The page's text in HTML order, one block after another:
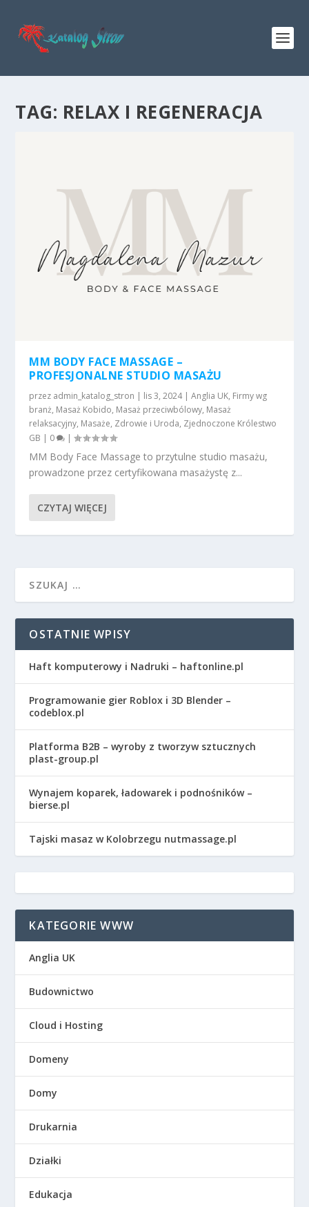
TAG: RELAX I REGENERACJA
MM BODY FACE MASSAGE –
PROFESJONALNE STUDIO MASAŻU
przez admin_katalog_stron | lis 3, 2024|Anglia UK, Firmy wg
branż, Masaż Kobido, Masaż przeciwbólowy, Masaż
relaksacyjny, Masaże, Zdrowie i Uroda, Zjednoczone Królestwo
GB | 0 |
MM Body Face Massage to przytulne studio masażu,
prowadzone przez certyfikowana masażystę z...
CZYTAJ WIĘCEJ
OSTATNIE WPISY
Haft komputerowy i Nadruki – haftonline.pl
Programowanie gier Roblox i 3D Blender –
codeblox.pl
Platforma B2B – wyroby z tworzyw sztucznych
plast-group.pl
Wynajem koparek, ładowarek i podnośników –
bierse.pl
Tajski masaz w Kolobrzegu nutmassage.pl
KATEGORIE WWW
Anglia UK
Budownictwo
Cloud i Hosting
Domeny
Domy
Drukarnia
Działki
Edukacja